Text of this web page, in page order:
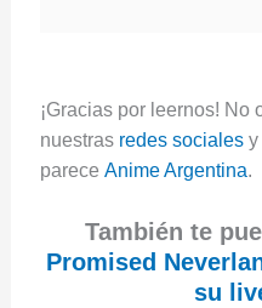
¡Gracias por leernos! No
nuestras redes socialesy
parece Anime Argentina.
También te
Promised
su